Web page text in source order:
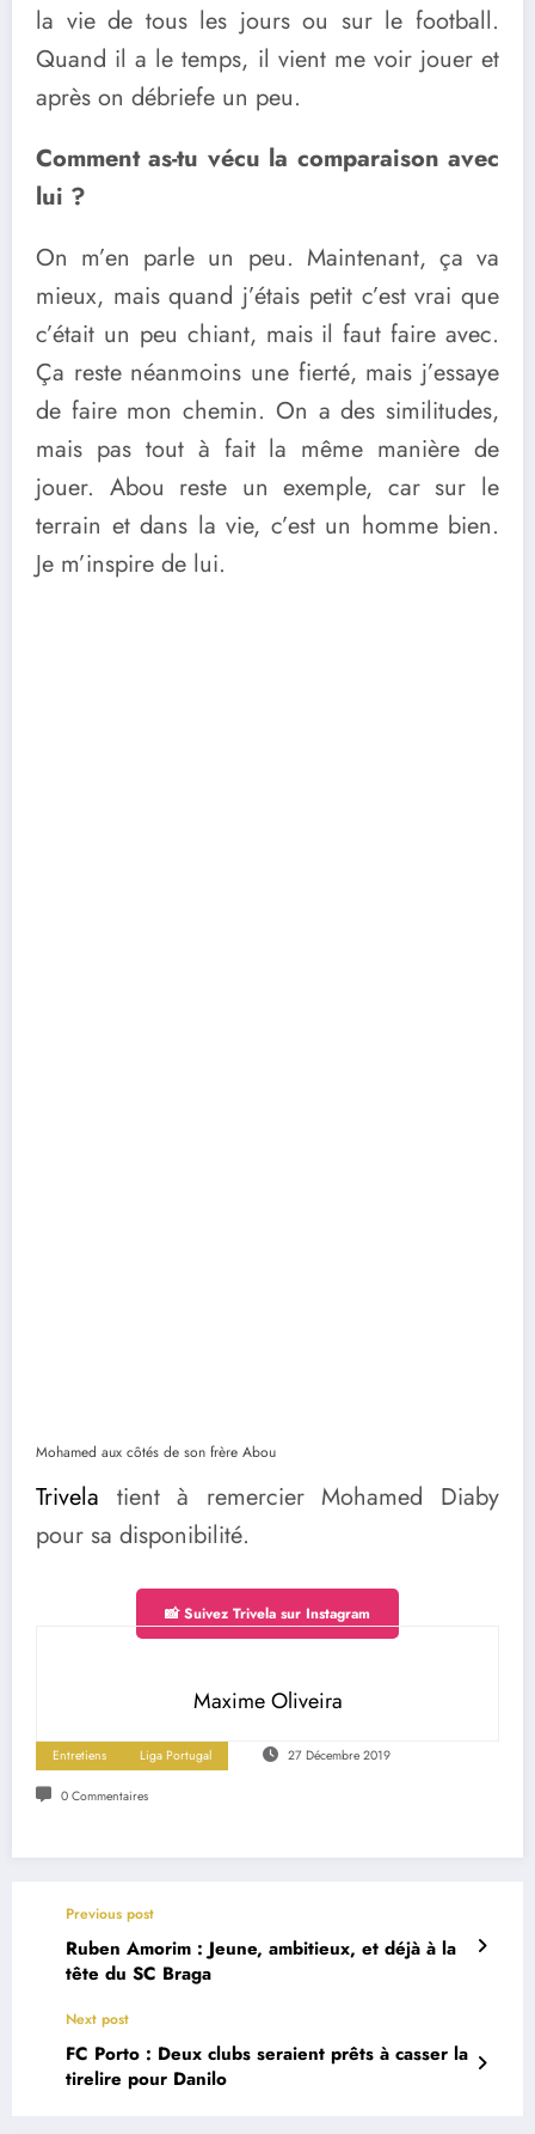
la vie de tous les jours ou sur le football.
Quand il a le temps, il vient me voir jouer et
après on débriefe un peu.
Comment as-tu vécu la comparaison avec
lui ?
On m’en parle un peu. Maintenant, ça va
mieux, mais quand j’étais petit c’est vrai que
c’était un peu chiant, mais il faut faire avec.
Ça reste néanmoins une fierté, mais j’essaye
de faire mon chemin. On a des similitudes,
mais pas tout à fait la même manière de
jouer. Abou reste un exemple, car sur le
terrain et dans la vie, c’est un homme bien.
Je m’inspire de lui.
Mohamed aux côtés de son frère Abou
Trivela tient à remercier Mohamed Diaby
pour sa disponibilité.
📸 Suivez Trivela sur Instagram
Maxime Oliveira
Entretiens Liga Portugal 27 Décembre 2019
0 Commentaires
Previous post
Ruben Amorim : Jeune, ambitieux, et déjà à la
tête du SC Braga
Next post
FC Porto : Deux clubs seraient prêts à casser la
tirelire pour Danilo